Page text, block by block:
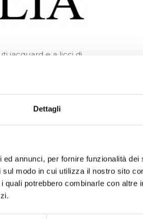
Dettagli
annunci, per fornire funzionalità
modo in cui utilizza il nostro sito
potrebbero combinarle con altre
jacquard e a licci di
di fibre come cotone,
L’utilizzo di
un prodotto unico
artigianalità ora si
sta dando
varietà di
outdoor a un
degli arazzi,
da parati e tessuti
di lana, bouclé e
creatività e
disegni in tutta